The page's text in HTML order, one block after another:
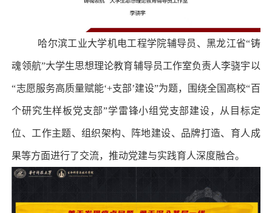
哈尔滨工业大学机电工程学院辅导员、黑龙江省“铸
魂领航”大学生思想理论教育辅导员工作室负责人李骁宇以
“志愿服务高质量赋能‘+支部’建设”为题，围绕全国高校“百
个研究生样板党支部”学雷锋小组党支部建设，从目标定
位、工作主题、组织架构、阵地建设、品牌打造、育人成
果等方面进行了交流，推动党建与实践育人深度融合。